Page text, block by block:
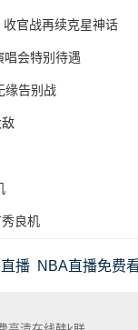
官战再续克星神话
唱会特别待遇
缘告别战
良机
播 NBA直播免费